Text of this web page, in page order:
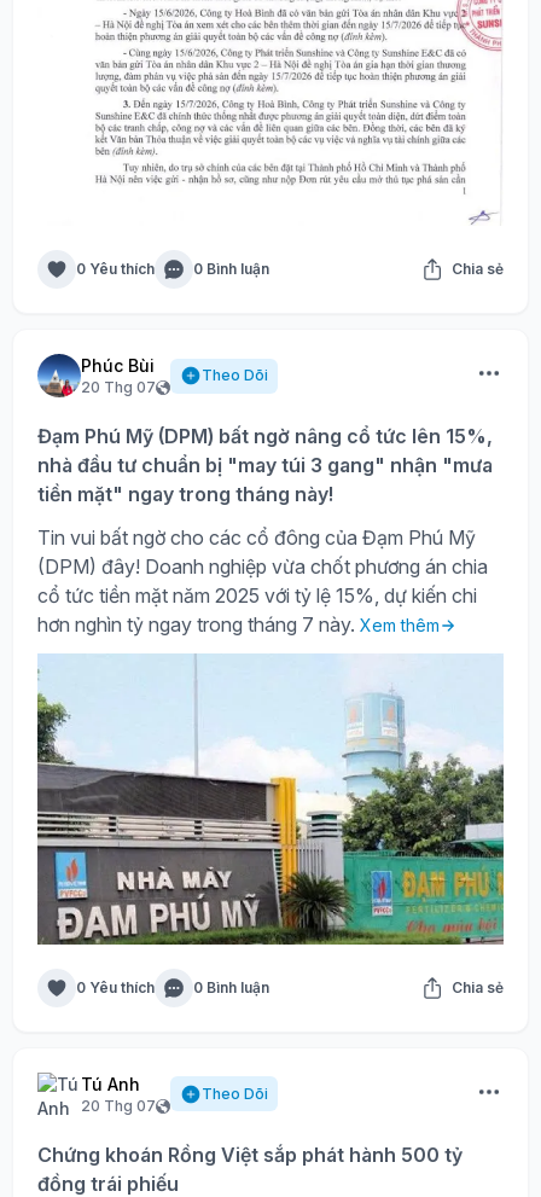
0 Yêu thích 0 Bình luận Chia sẻ
Phúc Bùi
20 Thg 07
Theo Dõi
Đạm Phú Mỹ (DPM) bất ngờ nâng cổ tức lên 15%,
nhà đầu tư chuẩn bị "may túi 3 gang" nhận "mưa
tiền mặt" ngay trong tháng này!
Tin vui bất ngờ cho các cổ đông của Đạm Phú Mỹ
(DPM) đây! Doanh nghiệp vừa chốt phương án chia
cổ tức tiền mặt năm 2025 với tỷ lệ 15%, dự kiến chi
hơn nghìn tỷ ngay trong tháng 7 này. Xem thêm
0 Yêu thích 0 Bình luận Chia sẻ
Tú Anh
20 Thg 07
Theo Dõi
Chứng khoán Rồng Việt sắp phát hành 500 tỷ
đồng trái phiếu